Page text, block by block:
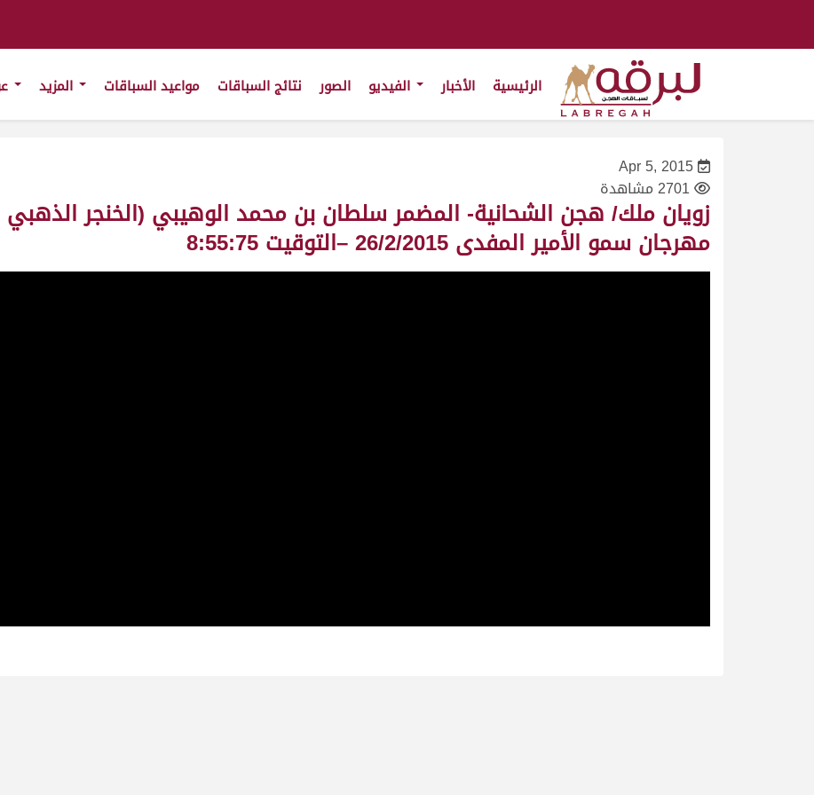
الرئيسية الأخبار الصور نتائج السباقات مواعيد السباقات
Apr 5, 2015
2701 مشاهدة
زويان ملك/ هجن الشحانية- المضمر سلطان بن محمد الوهيبي (الخنجر الذهبي
مهرجان سمو الأمير المفدى 26/2/2015 –التوقيت 8:55:75